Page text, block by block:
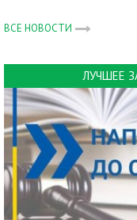
ВСЕ НОВОСТИ
ЛУЧШЕЕ